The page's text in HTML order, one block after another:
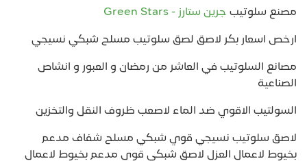
مصنع سلوتيب جرين ستارز - Green Stars
ارخص اسعار بكر لاصق لصق سلوتيب مسلح شبكي نسيجي
مصانع السلوتيب في العاشر من رمضان و العبور و انشاص
الصناعية
السولتيب الاقوي ضد الماء لاصعب ظروف النقل والتخزين
لاصق سلوتيب نسيجي قوي شبكي مسلح شفاف مدعم
بخيوط لاعمال العزل لاصق شبكي قوي مدعم بخيوط لاعمال